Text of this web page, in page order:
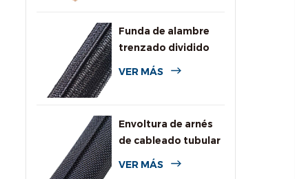
Funda de alambre
trenzado dividido
autoenvolvente
VER MÁS
Envoltura de arnés
de cableado tubular
dividida tejida
VER MÁS